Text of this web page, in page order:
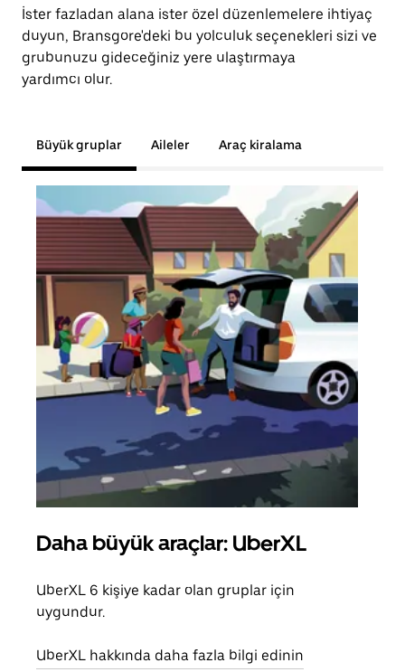
İster fazladan alana ister özel düzenlemelere ihtiyaç
duyun, Bransgore'deki bu yolculuk seçenekleri sizi ve
grubunuzu gideceğiniz yere ulaştırmaya
yardımcı olur.
Büyük gruplar Aileler Araç kiralama
Daha büyük araçlar: UberXL
UberXL 6 kişiye kadar olan gruplar için
uygundur.
UberXL hakkında daha fazla bilgi edinin